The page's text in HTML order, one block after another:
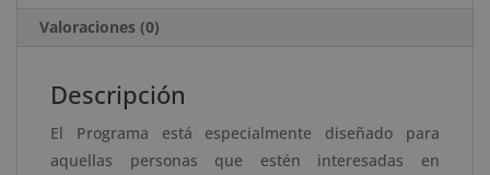
Avanzada
Maestría
Internacional
Valoraciones (0)
Descripción
El Programa está especialmente diseñado para
aquellas personas que estén interesadas en